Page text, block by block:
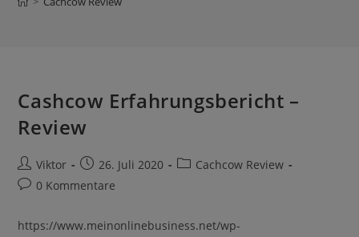
Cashcow Erfahrungsbericht –
Review
Beitrags-
Autor:
Viktor
Beitrag
veröffentlicht:
26. Juli 2020
Beitrags-
Cachcow Review
Beitrags-
0 Kommentare
https://www.meinonlinebusiness.net/wp-